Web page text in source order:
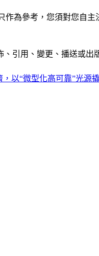
為參考，您須對您自主
、引用、變更、播送或
以“微型化高可靠”光源